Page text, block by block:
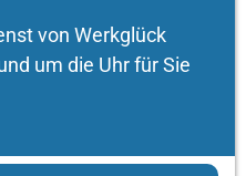
von Werkglück
um die Uhr für Sie